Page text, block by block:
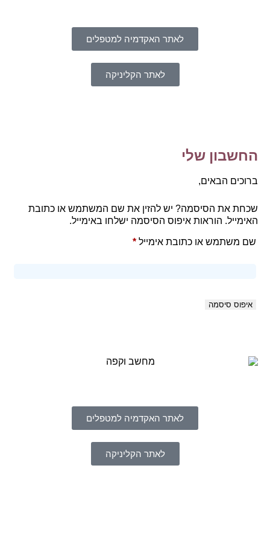
לאתר האקדמיה למטפלים
לאתר הקליניקה
החשבון שלי
ברוכים הבאים,
שכחת את הסיסמה? יש להזין את שם המשתמש או כתובת
האימייל. הוראות איפוס הסיסמה ישלחו באימייל.
שם משתמש או כתובת אימייל *
איפוס סיסמה
לאתר האקדמיה למטפלים
לאתר הקליניקה